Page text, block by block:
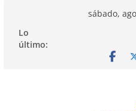
contenido
sábado,
Lo
último: